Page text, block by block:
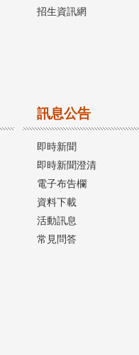
招生資訊網
訊息公告
即時新聞
即時新聞澄清
電子布告欄
資料下載
活動訊息
常見問答